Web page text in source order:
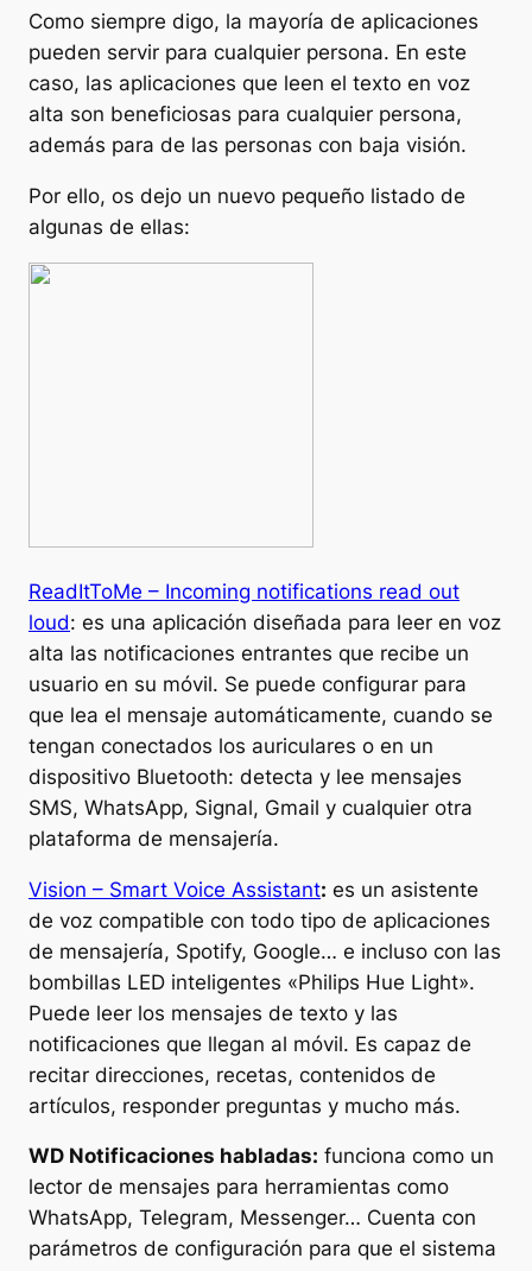
Como siempre digo, la mayoría de aplicaciones
pueden servir para cualquier persona. En este
caso, las aplicaciones que leen el texto en voz
alta son beneficiosas para cualquier persona,
además para de las personas con baja visión.
Por ello, os dejo un nuevo pequeño listado de
algunas de ellas:
ReadItToMe – Incoming notifications read out
loud: es una aplicación diseñada para leer en voz
alta las notificaciones entrantes que recibe un
usuario en su móvil. Se puede configurar para
que lea el mensaje automáticamente, cuando se
tengan conectados los auriculares o en un
dispositivo Bluetooth: detecta y lee mensajes
SMS, WhatsApp, Signal, Gmail y cualquier otra
plataforma de mensajería.
Vision – Smart Voice Assistant: es un asistente
de voz compatible con todo tipo de aplicaciones
de mensajería, Spotify, Google… e incluso con las
bombillas LED inteligentes «Philips Hue Light».
Puede leer los mensajes de texto y las
notificaciones que llegan al móvil. Es capaz de
recitar direcciones, recetas, contenidos de
artículos, responder preguntas y mucho más.
WD Notificaciones habladas: funciona como un
lector de mensajes para herramientas como
WhatsApp, Telegram, Messenger… Cuenta con
parámetros de configuración para que el sistema